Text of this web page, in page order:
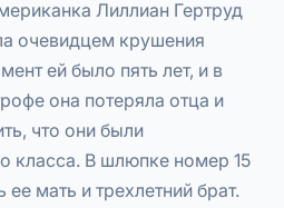
Лиллиан Гертруд
очевидцем крушения
ей было пять лет, и в
она потеряла отца и
что они были
класса. В шлюпке номер 15
ее мать и трехлетний брат.